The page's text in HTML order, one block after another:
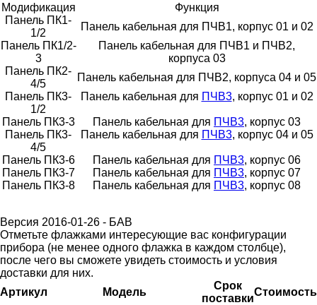
Модификация
Функция
Панель ПК1-
1/2
Панель кабельная для ПЧВ1, корпус 01 и 02
Панель ПК1/2-
3
Панель кабельная для ПЧВ1 и ПЧВ2,
корпуса 03
Панель ПК2-
4/5
Панель кабельная для ПЧВ2, корпуса 04 и 05
Панель ПК3-
1/2
Панель кабельная для ПЧВ3, корпус 01 и 02
Панель ПК3-3 Панель кабельная для ПЧВ3, корпус 03
Панель ПК3-
4/5
Панель кабельная для ПЧВ3, корпус 04 и 05
Панель ПК3-6 Панель кабельная для ПЧВ3, корпус 06
Панель ПК3-7
Панель кабельная для ПЧВ3, корпус 07
Панель ПК3-8
Панель кабельная для ПЧВ3, корпус 08
Версия 2016-01-26 - БАВ
Отметьте флажками интересующие вас конфигурации
прибора (не менее одного флажка в каждом столбце),
после чего вы сможете увидеть стоимость и условия
доставки для них.
Артикул
Модель
Срок
поставки
Стоимость